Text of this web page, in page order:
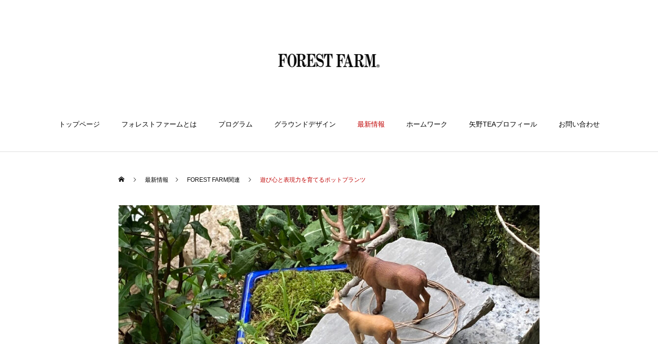
トップページ フォレストファームとは プログラム グラウンドデザイン 最新情報 ホームワーク 矢野TEAプロフィール お問い合わせ
最新情報 FOREST FARM関連 遊び心と表現力を育てるポットプランツ